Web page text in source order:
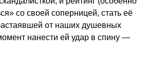
со своей соперницей, стать её
от наших душевных
нанести ей удар в спину —